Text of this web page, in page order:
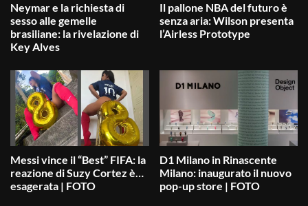
Neymar e la richiesta di
sesso alle gemelle
brasiliane: la rivelazione di
Key Alves
Il pallone NBA del futuro è
senza aria: Wilson presenta
l’Airless Prototype
Messi vince il “Best” FIFA: la
reazione di Suzy Cortez è…
esagerata | FOTO
D1 Milano in Rinascente
Milano: inaugurato il nuovo
pop-up store | FOTO